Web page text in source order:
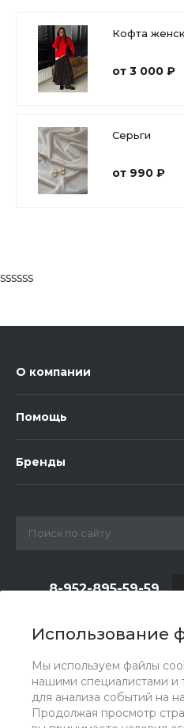
Использование
Мы используем файлы
нашими специалистами и
для анализа событий на
Продолжая просмотр
Кофта
от 3 000 ₽
Серьги
от 990 ₽
ssssss
О компании
Помощь
Бренды
8-952-895-59-59